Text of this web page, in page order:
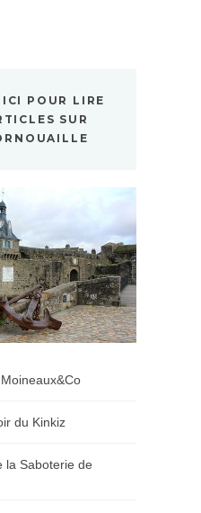
POUR LIRE
SUR
du Kinkiz
la Saboterie de